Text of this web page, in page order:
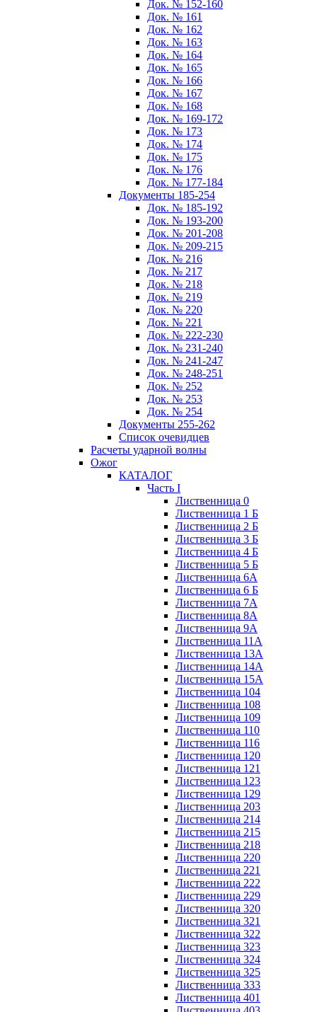
Док. № 152-160
Док. № 161
Док. № 162
Док. № 163
Док. № 164
Док. № 165
Док. № 166
Док. № 167
Док. № 168
Док. № 169-172
Док. № 173
Док. № 174
Док. № 175
Док. № 176
Док. № 177-184
Документы 185-254
Док. № 185-192
Док. № 193-200
Док. № 201-208
Док. № 209-215
Док. № 216
Док. № 217
Док. № 218
Док. № 219
Док. № 220
Док. № 221
Док. № 222-230
Док. № 231-240
Док. № 241-247
Док. № 248-251
Док. № 252
Док. № 253
Док. № 254
Документы 255-262
Список очевидцев
Расчеты ударной волны
Ожог
КАТАЛОГ
Часть I
Лиственница 0
Лиственница 1 Б
Лиственница 2 Б
Лиственница 3 Б
Лиственница 4 Б
Лиственница 5 Б
Лиственница 6А
Лиственница 6 Б
Лиственница 7А
Лиственница 8А
Лиственница 9А
Лиственница 11А
Лиственница 13А
Лиственница 14А
Лиственница 15А
Лиственница 104
Лиственница 108
Лиственница 109
Лиственница 110
Лиственница 116
Лиственница 120
Лиственница 121
Лиственница 123
Лиственница 129
Лиственница 203
Лиственница 214
Лиственница 215
Лиственница 218
Лиственница 220
Лиственница 221
Лиственница 222
Лиственница 229
Лиственница 320
Лиственница 321
Лиственница 322
Лиственница 323
Лиственница 324
Лиственница 325
Лиственница 333
Лиственница 401